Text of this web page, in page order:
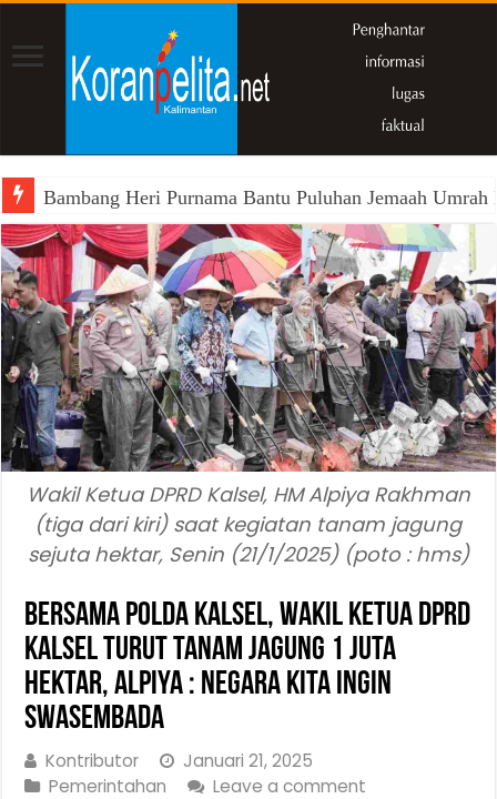
Bambang Heri Purnama Bantu Puluhan Jemaah
Wakil Ketua DPRD Kalsel, HM Alpiya Rakhman
(tiga dari kiri) saat kegiatan tanam jagung
sejuta hektar, Senin (21/1/2025) (poto : hms)
Bersama Polda Kalsel, Wakil Ketua DPRD
Kalsel Turut Tanam Jagung 1 Juta
Hektar, Alpiya : Negara Kita Ingin
Swasembada
Kontributor
Januari 21, 2025
Pemerintahan
Leave a comment